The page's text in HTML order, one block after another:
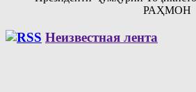
РАҲМОН
Неизвестная лента